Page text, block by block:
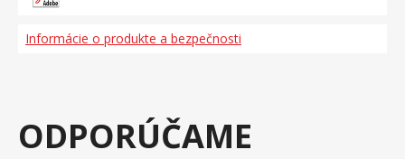
Informácie o produkte a bezpečnosti
ODPORÚČAME